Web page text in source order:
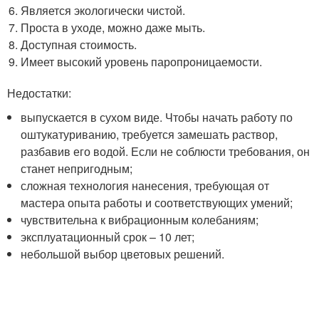
Является экологически чистой.
Проста в уходе, можно даже мыть.
Доступная стоимость.
Имеет высокий уровень паропроницаемости.
Недостатки:
выпускается в сухом виде. Чтобы начать работу по
оштукатуриванию, требуется замешать раствор,
разбавив его водой. Если не соблюсти требования, он
станет непригодным;
сложная технология нанесения, требующая от
мастера опыта работы и соответствующих умений;
чувствительна к вибрационным колебаниям;
эксплуатационный срок – 10 лет;
небольшой выбор цветовых решений.